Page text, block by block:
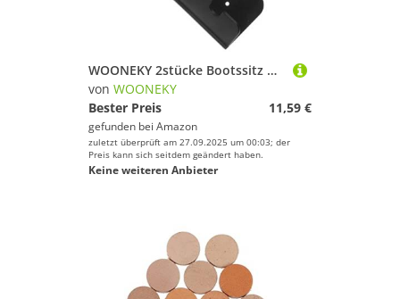
WOONEKY 2stücke Bootssitz Haken Clips Aufblasbare Yacht Sitzhalterungen Langlebige Und Stilvolle Zubehörteile Für Schlauchboote
von WOONEKY
Bester Preis
11,59 €
gefunden bei Amazon
zuletzt überprüft am 27.09.2025 um 00:03; der
Preis kann sich seitdem geändert haben.
Keine weiteren Anbieter